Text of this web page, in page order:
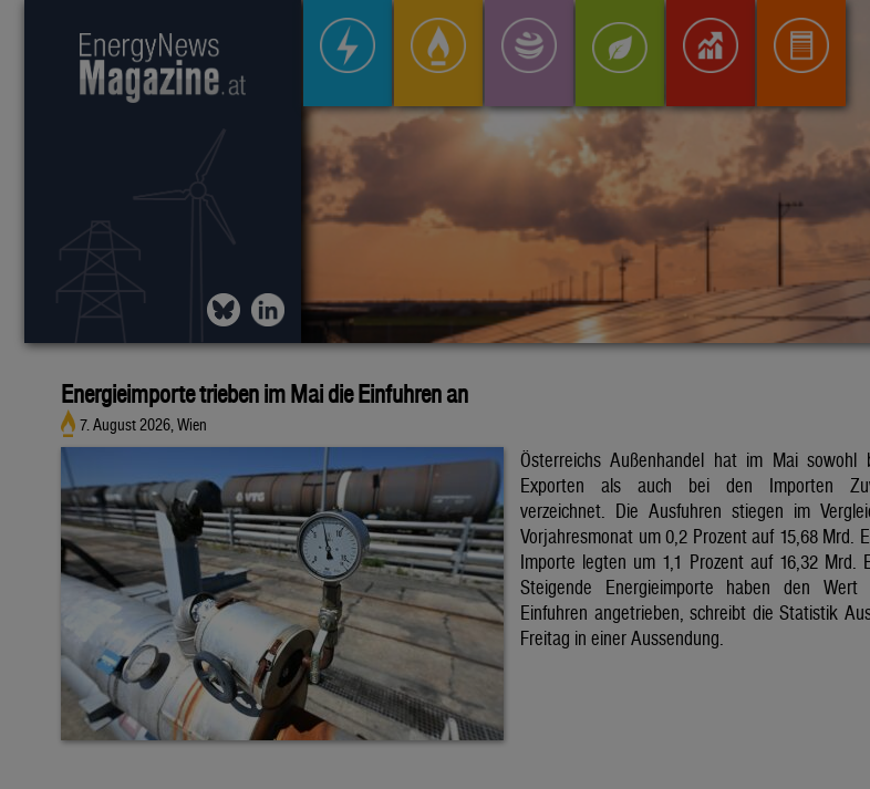
Energieimporte trieben im Mai die Einfuhren an
7. August 2026, Wien
Österreichs Außenhandel hat im Mai sowohl
Exporten als auch bei den Importen
verzeichnet. Die Ausfuhren stiegen im
Vorjahresmonat um 0,2 Prozent auf 15,68 Mrd.
Importe legten um 1,1 Prozent auf 16,32 Mrd.
Steigende Energieimporte haben den
Einfuhren angetrieben, schreibt die Statistik
Freitag in einer Aussendung.